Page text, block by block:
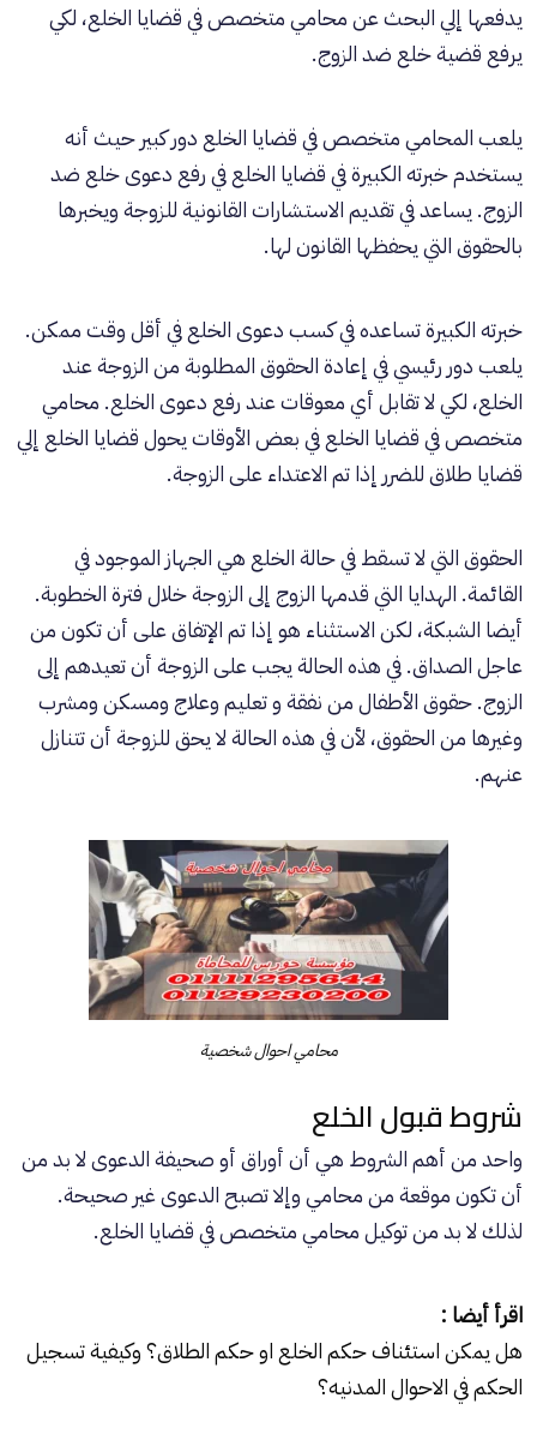
يدفعها إلي البحث عن محامي متخصص في قضايا الخلع، لكي
يرفع قضية خلع ضد الزوج.
يلعب المحامي متخصص في قضايا الخلع دور كبير حيث أنه
يستخدم خبرته الكبيرة في قضايا الخلع في رفع دعوى خلع ضد
الزوج. يساعد في تقديم الاستشارات القانونية للزوجة ويخبرها
بالحقوق التي يحفظها القانون لها.
خبرته الكبيرة تساعده في كسب دعوى الخلع في أقل وقت ممكن.
يلعب دور رئيسي في إعادة الحقوق المطلوبة من الزوجة عند
الخلع، لكي لا تقابل أي معوقات عند رفع دعوى الخلع. محامي
متخصص في قضايا الخلع في بعض الأوقات يحول قضايا الخلع إلي
قضايا طلاق للضرر إذا تم الاعتداء على الزوجة.
الحقوق التي لا تسقط في حالة الخلع هي الجهاز الموجود في
القائمة. الهدايا التي قدمها الزوج إلى الزوجة خلال فترة الخطوبة.
أيضا الشبكة، لكن الاستثناء هو إذا تم الإتفاق على أن تكون من
عاجل الصداق. في هذه الحالة يجب على الزوجة أن تعيدهم إلى
الزوج. حقوق الأطفال من نفقة و تعليم وعلاج ومسكن ومشرب
وغيرها من الحقوق، لأن في هذه الحالة لا يحق للزوجة أن تتنازل
عنهم.
محامي احوال شخصية
شروط قبول الخلع
واحد من أهم الشروط هي أن أوراق أو صحيفة الدعوى لا بد من
أن تكون موقعة من محامي وإلا تصبح الدعوى غير صحيحة.
لذلك لا بد من توكيل محامي متخصص في قضايا الخلع.
اقرأ أيضا :
هل يمكن استئناف حكم الخلع او حكم الطلاق؟ وكيفية تسجيل
الحكم في الاحوال المدنيه؟